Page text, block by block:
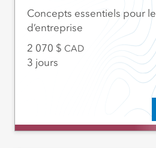
Concepts essentiels pour
d’entreprise
2 070
CAD
3 jours